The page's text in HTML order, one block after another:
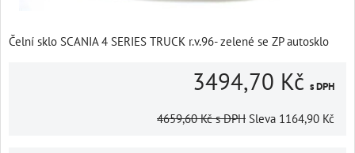
Čelní sklo SCANIA 4 SERIES TRUCK r.v.96- zelené se ZP autosklo
3494,70 Kč s DPH
4659,60 Kč s DPH Sleva 1164,90 Kč